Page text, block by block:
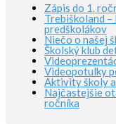
Zápis do 1.
Trebiškoland
predškolákov
Niečo o našej
Školský klub
Videopotulky
Aktivity školy
Najčastejšie
ročníka